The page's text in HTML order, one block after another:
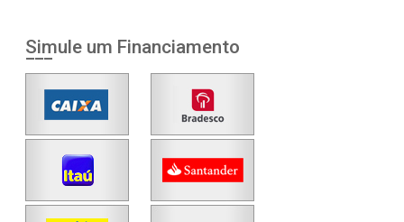
Simule um Financiamento